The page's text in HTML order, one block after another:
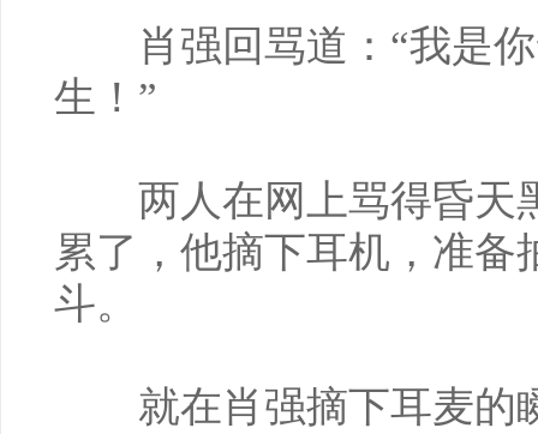
肖强回骂道：“我是你
生！”
两人在网上骂得昏天
累了，他摘下耳机，准备
斗。
就在肖强摘下耳麦的